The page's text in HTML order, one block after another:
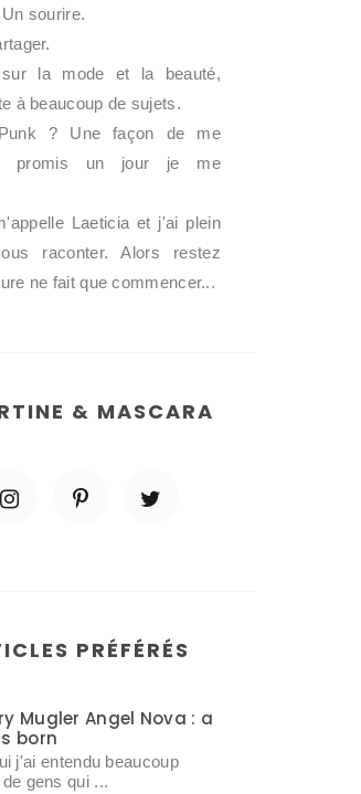
sourire.
la mode et la beauté,
à beaucoup de sujets.
? Une façon de me
promis un jour je me
Laeticia et j'ai plein
raconter. Alors restez
ne fait que commencer...
& MASCARA
PRÉFÉRÉS
Mugler Angel Nova : a
born
j'ai entendu beaucoup
gens qui ...